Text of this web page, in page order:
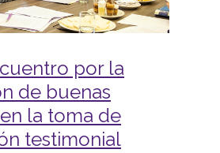
por la
de buenas
la toma de
testimonial